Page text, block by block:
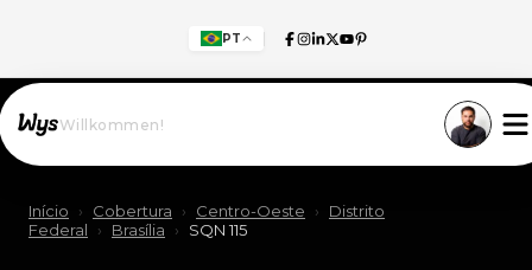
PT
Willkommen!
Início › Cobertura › Centro-Oeste ›
Distrito
Federal
› Brasília › SQN 115